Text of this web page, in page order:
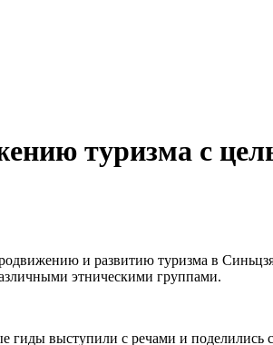
туризма с
и развитию туризма в
этническими группами.
гиды выступили с речами и